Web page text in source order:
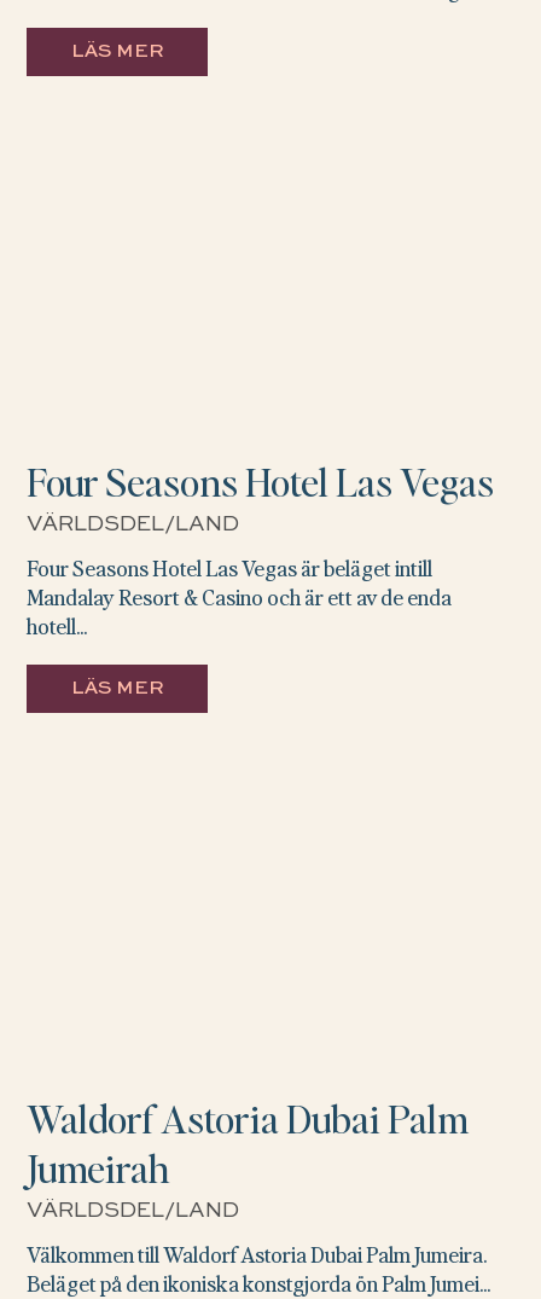
LÄS MER
Four Seasons Hotel Las Vegas
VÄRLDSDEL/LAND
Four Seasons Hotel Las Vegas är beläget intill
Mandalay Resort & Casino och är ett av de enda
hotell...
LÄS MER
Waldorf Astoria Dubai Palm
Jumeirah
VÄRLDSDEL/LAND
Välkommen till Waldorf Astoria Dubai Palm Jumeira.
Beläget på den ikoniska konstgjorda ön Palm Jumei...